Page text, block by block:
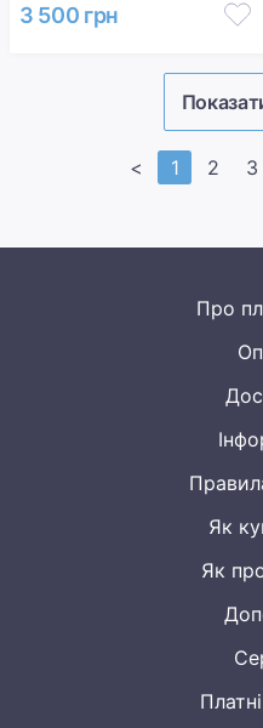
3 500 грн
< 1 2 3
Про
Як
Як